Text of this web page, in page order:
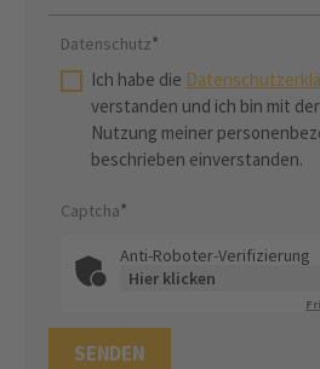
Datenschutz*
Ich habe die
verstanden und ich bin mit
Nutzung meiner
beschrieben einverstanden.
Captcha*
Anti-Roboter-Verifizierung
Hier klicken